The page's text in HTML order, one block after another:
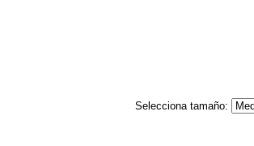
Selecciona tamaño: